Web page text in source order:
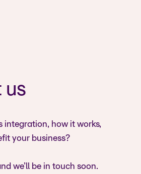
us
integration, how it works,
your business?
we’ll be in touch soon.